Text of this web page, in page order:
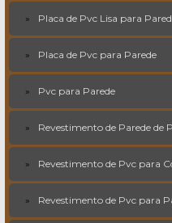
Placa de Pvc Lisa para
Placa de Pvc para Parede
Pvc para Parede
Revestimento de Parede de
Revestimento de Pvc para
Revestimento de Pvc para